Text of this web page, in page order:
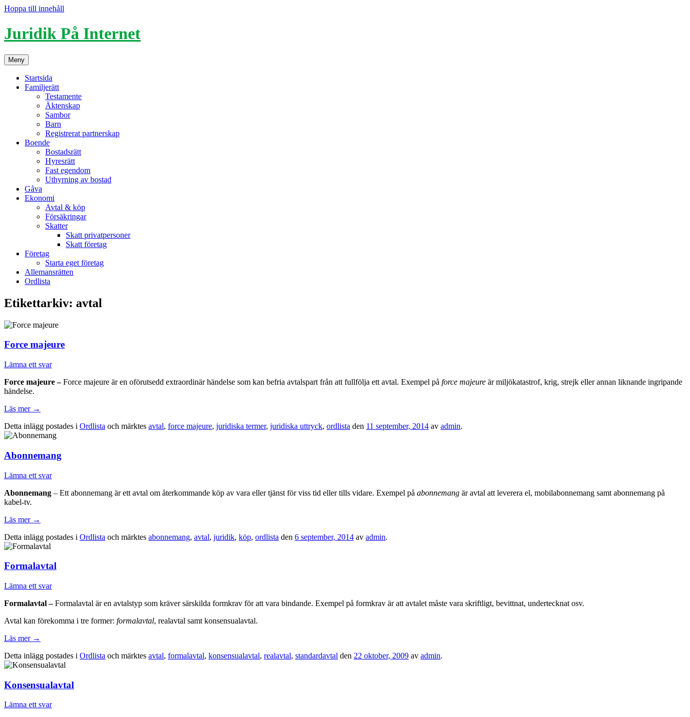
Hoppa till innehåll
Juridik På Internet
Meny
Startsida
Familjerätt
Testamente
Äktenskap
Sambor
Barn
Registrerat partnerskap
Boende
Bostadsrätt
Hyresrätt
Fast egendom
Uthyrning av bostad
Gåva
Ekonomi
Avtal & köp
Försäkringar
Skatter
Skatt privatpersoner
Skatt företag
Företag
Starta eget företag
Allemansrätten
Ordlista
Etikettarkiv: avtal
Force majeure
Lämna ett svar
Force majeure –Force majeure är en oförutsedd extraordinär händelse som kan befria avtalspart från att fullfölja ett avtal. Exempel på force majeure är miljökatastrof, krig, strejk eller annan liknande ingripande
händelse.
Läs mer →
Detta inlägg postades i Ordlista och märktes avtal, force majeure, juridiska termer, juridiska uttryck, ordlista den 11 september, 2014 av admin.
Abonnemang
Lämna ett svar
Abonnemang – Ett abonnemang är ett avtal om återkommande köp av vara eller tjänst för viss tid eller tills vidare. Exempel på abonnemang är avtal att leverera el, mobilabonnemang samt abonnemang på
kabel-tv.
Läs mer →
Detta inlägg postades i Ordlista och märktes abonnemang, avtal, juridik, köp, ordlista den 6 september, 2014 av admin.
Formalavtal
Lämna ett svar
Formalavtal –Formalavtal är en avtalstyp som kräver särskilda formkrav för att vara bindande. Exempel på formkrav är att avtalet måste vara skriftligt, bevittnat, undertecknat osv.
Avtal kan förekomma i tre former: formalavtal, realavtal samt konsensualavtal.
Läs mer →
Detta inlägg postades i Ordlista och märktes avtal, formalavtal, konsensualavtal, realavtal, standardavtal den 22 oktober, 2009 av admin.
Konsensualavtal
Lämna ett svar